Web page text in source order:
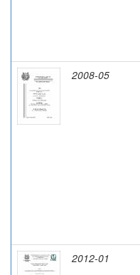
2008-05
2012-01